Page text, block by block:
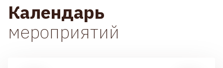
Календарь
мероприятий